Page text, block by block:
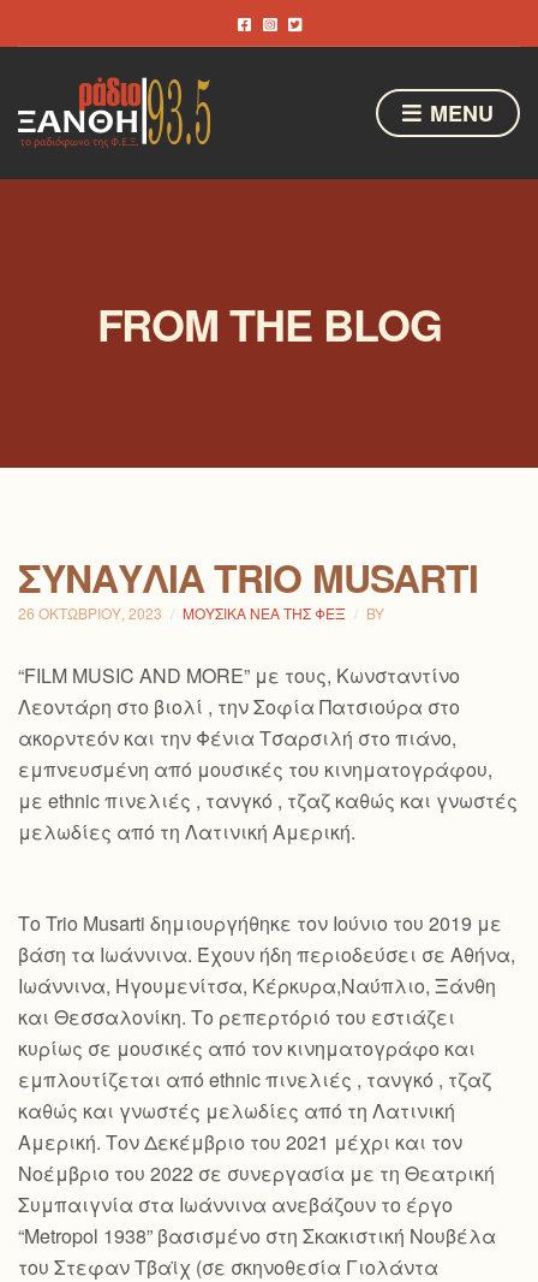
MENU
FROM THE BLOG
ΣΥΝΑΥΛΊΑ TRIO MUSARTI
26 ΟΚΤΩΒΡΊΟΥ, 2023 ΜΟΥΣΙΚΆ ΝΈΑ ΤΗΣ ΦΕΞ BY
“FILM MUSIC AND MORE” με τους, Κωνσταντίνο
Λεοντάρη στο βιολί , την Σοφία Πατσιούρα στο
ακορντεόν και την Φένια Τσαρσιλή στο πιάνο,
εμπνευσμένη από μουσικές του κινηματογράφου,
με ethnic πινελιές , τανγκό , τζαζ καθώς και γνωστές
μελωδίες από τη Λατινική Αμερική.
Το Trio Musarti δημιουργήθηκε τον Ιούνιο του 2019 με
βάση τα Ιωάννινα. Έχουν ήδη περιοδεύσει σε Αθήνα,
Ιωάννινα, Ηγουμενίτσα, Κέρκυρα,Ναύπλιο, Ξάνθη
και Θεσσαλονίκη. Το ρεπερτόριό του εστιάζει
κυρίως σε μουσικές από τον κινηματογράφο και
εμπλουτίζεται από ethnic πινελιές , τανγκό , τζαζ
καθώς και γνωστές μελωδίες από τη Λατινική
Αμερική. Τον Δεκέμβριο του 2021 μέχρι και τον
Νοέμβριο του 2022 σε συνεργασία με τη Θεατρική
Συμπαιγνία στα Ιωάννινα ανεβάζουν το έργο
“Metropol 1938” βασισμένο στη Σκακιστική Νουβέλα
του Στεφαν Τβαϊχ (σε σκηνοθεσία Γιολάντα